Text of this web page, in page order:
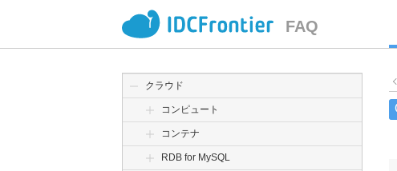
FAQ
クラウド
コンピュート
コンテナ
RDB for MySQL